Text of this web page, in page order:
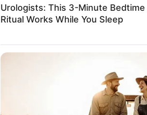
Ήλιο;;;
ΑπόΝΙΚΟΛΑΟΣ
Urologists: This 3-Minute Bedtime
Ritual Works While You Sleep